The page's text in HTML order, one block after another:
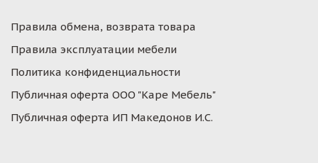
Правила обмена, возврата товара
Правила эксплуатации мебели
Политика конфиденциальности
Публичная оферта ООО "Каре Мебель"
Публичная оферта ИП Македонов И.С.